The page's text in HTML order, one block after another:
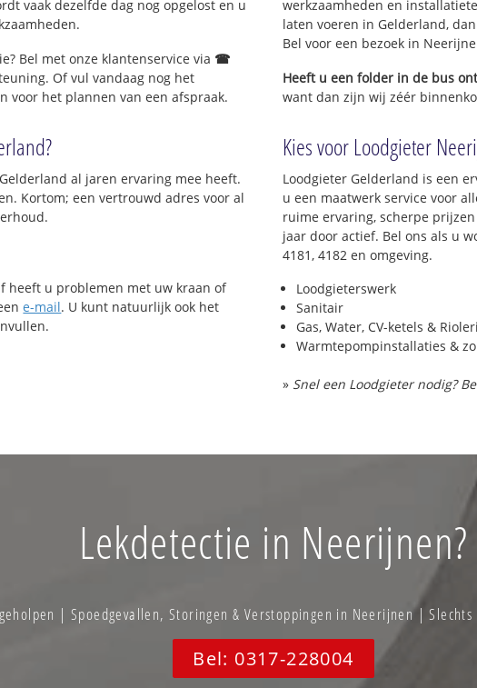
vaak dezelfde dag nog opgelost en u
Bel met onze klantenservice via ☎
Of vul vandaag nog het
voor het plannen van een afspraak.
al jaren ervaring mee heeft.
Kortom; een vertrouwd adres voor al
heeft u problemen met uw kraan of
e-mail. U kunt natuurlijk ook het
werkzaamheden en
laten voeren in Gelderland,
Bel voor een bezoek in
Heeft u een folder in de bus
want dan zijn wij zéér
Kies voor Loodgieter
Loodgieter Gelderland is een
u een maatwerk service voor
ruime ervaring, scherpe
jaar door actief. Bel ons als u
4181, 4182 en omgeving.
Loodgieterswerk
Sanitair
Gas, Water, CV-ketels &
Warmtepompinstallaties &
» Snel een Loodgieter nodig?
Lekdetectie in Neerijnen?
| Spoedgevallen, Storingen & Verstoppingen in Neerijnen |
Bel: 0317-228004